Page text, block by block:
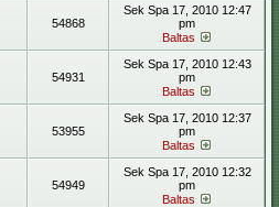
54868
Sek Spa 17, 2010 12:47
pm
Baltas
54931
Sek Spa 17, 2010 12:43
pm
Baltas
53955
Sek Spa 17, 2010 12:37
pm
Baltas
54949
Sek Spa 17, 2010 12:32
pm
Baltas